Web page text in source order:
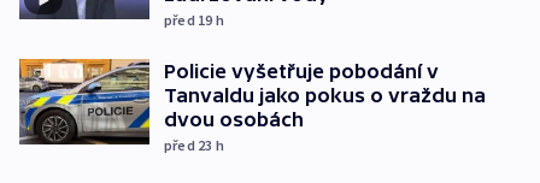
před 19 h
Policie vyšetřuje pobodání v
Tanvaldu jako pokus o vraždu na
dvou osobách
před 23 h